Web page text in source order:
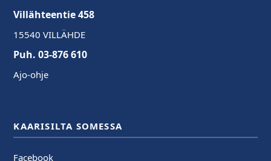
Villähteentie 458
15540 VILLÄHDE
Puh. 03-876 610
Ajo-ohje
KAARISILTA SOMESSA
Facebook